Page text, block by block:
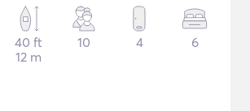
40 ft
12 m
10 4 6